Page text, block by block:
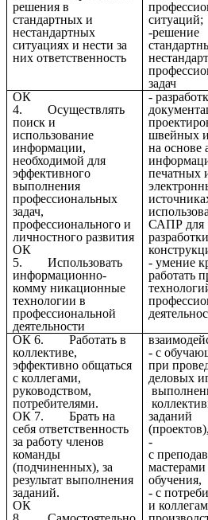
решения в
стандартных и
нестандартных
ситуациях и нести за
них ответственность
ситуаций;
-решение
задач
ОК
4. Осуществлять
поиск и
использование
информации,
необходимой для
эффективного
выполнения
профессиональных
задач,
профессионального и
личностного развития
ОК
5. Использовать
информационно-
комму никационные
технологии в
профессиональной
деятельности
-
швейных
на основе
печатных
САПР для
разработки
- умение
работать
ОК 6. Работать в
коллективе,
эффективно общаться
с коллегами,
руководством,
потребителями.
ОК 7. Брать на
себя ответственность
за работу членов
команды
(подчиненных), за
результат выполнения
заданий.
ОК
- с
при
деловых
заданий
(проектов),
-
с
мастерами
обучения,
- с
и